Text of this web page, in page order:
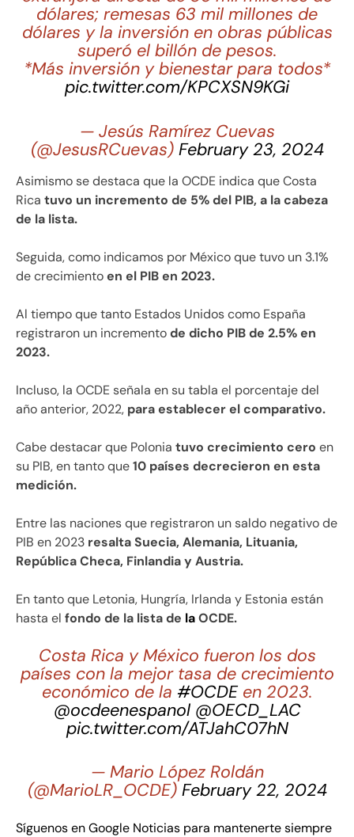
dólares; remesas 63 mil millones de
dólares y la inversión en obras públicas
superó el billón de pesos.
*Más inversión y bienestar para todos*
pic.twitter.com/KPCXSN9KGi
— Jesús Ramírez Cuevas
(@JesusRCuevas) February 23, 2024
Asimismo se destaca que la OCDE indica que Costa
Rica tuvo un incremento de 5% del PIB, a la cabeza
de la lista.
Seguida, como indicamos por México que tuvo un 3.1%
de crecimientoen el PIB en 2023.
Al tiempo que tanto Estados Unidos como España
registraron un incrementode dicho PIB de 2.5% en
2023.
Incluso, la OCDE señala en su tabla el porcentaje del
año anterior, 2022, para establecer el comparativo.
Cabe destacar que Polonia tuvo crecimiento cero en
su PIB, en tanto que10 países decrecieron en esta
medición.
Entre las naciones que registraron un saldo negativo de
PIB en 2023 resalta Suecia, Alemania, Lituania,
República Checa, Finlandia y Austria.
En tanto que Letonia, Hungría, Irlanda y Estonia están
hasta el fondo de la lista de laOCDE.
Costa Rica y México fueron los dos
países con la mejor tasa de crecimiento
económico de la #OCDEen 2023.
@ocdeenespanol @OECD_LAC
pic.twitter.com/ATJahC07hN
— Mario López Roldán
(@MarioLR_OCDE) February 22, 2024
Síguenos en Google Noticias para mantenerte siempre